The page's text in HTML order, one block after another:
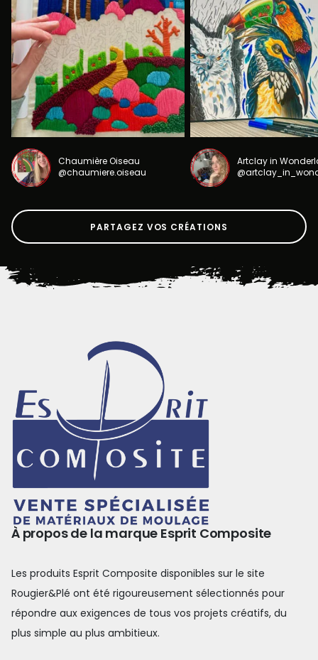
Chaumière Oiseau
@chaumiere.oiseau
Artclay in
PARTAGEZ VOS CRÉATIONS
À propos de la marque Esprit Composite
Les produits Esprit Composite disponibles sur le site
Rougier&Plé ont été rigoureusement sélectionnés pour
répondre aux exigences de tous vos projets créatifs, du
plus simple au plus ambitieux.